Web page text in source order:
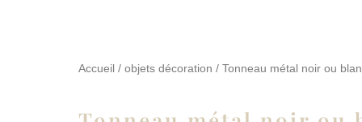
Accueil / objets décoration / Tonneau métal noir ou